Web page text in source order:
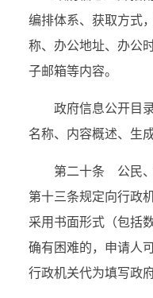
编排体系、获取方式
称、办公地址、办公
子邮箱等内容。
政府信息公开目录
名称、内容概述、生
第二十条 公民、
第十三条规定向行政
采用书面形式（包括
确有困难的，申请人
行政机关代为填写政